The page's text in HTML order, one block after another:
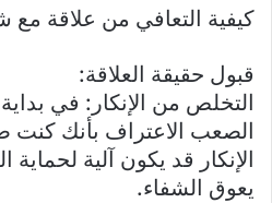
كيفية التعافي من علاقة
قبول حقيقة العلاقة:
التخلص من الإنكار: في
الصعب الاعتراف بأنك
الإنكار قد يكون آلية لحماية
يعوق الشفاء.